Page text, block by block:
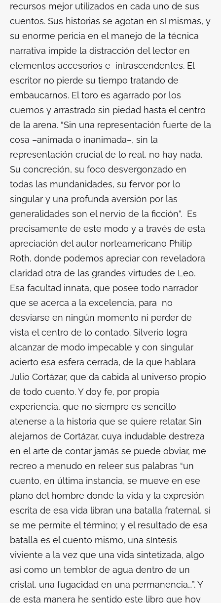
recursos mejor utilizados en cada uno de sus
cuentos. Sus historias se agotan en sí mismas, y
su enorme pericia en el manejo de la técnica
narrativa impide la distracción del lector en
elementos accesorios e intrascendentes. El
escritor no pierde su tiempo tratando de
embaucarnos. El toro es agarrado por los
cuernos y arrastrado sin piedad hasta el centro
de la arena. “Sin una representación fuerte de la
cosa –animada o inanimada–, sin la
representación crucial de lo real, no hay nada.
Su concreción, su foco desvergonzado en
todas las mundanidades, su fervor por lo
singular y una profunda aversión por las
generalidades son el nervio de la ficción”. Es
precisamente de este modo y a través de esta
apreciación del autor norteamericano Philip
Roth, donde podemos apreciar con reveladora
claridad otra de las grandes virtudes de Leo.
Esa facultad innata, que posee todo narrador
que se acerca a la excelencia, para no
desviarse en ningún momento ni perder de
vista el centro de lo contado. Silverio logra
alcanzar de modo impecable y con singular
acierto esa esfera cerrada, de la que hablara
Julio Cortázar, que da cabida al universo propio
de todo cuento. Y doy fe, por propia
experiencia, que no siempre es sencillo
atenerse a la historia que se quiere relatar. Sin
alejarnos de Cortázar, cuya indudable destreza
en el arte de contar jamás se puede obviar, me
recreo a menudo en releer sus palabras “un
cuento, en última instancia, se mueve en ese
plano del hombre donde la vida y la expresión
escrita de esa vida libran una batalla fraternal, si
se me permite el término; y el resultado de esa
batalla es el cuento mismo, una síntesis
viviente a la vez que una vida sintetizada, algo
así como un temblor de agua dentro de un
cristal, una fugacidad en una permanencia…”. Y
de esta manera he sentido este libro que hoy